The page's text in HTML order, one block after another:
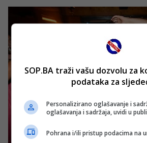
SOP.BA traži vašu dozvolu za
podataka za
Personalizirano oglašavanje i
oglašavanja i sadržaja, uvidi u
Pohrana i/ili pristup podacima na